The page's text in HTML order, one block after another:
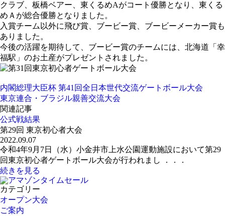
クラブ、板橋ベアー、東くるめAがコート優勝となり、東くる
めＡが総合優勝となりました。
入賞チーム以外に飛び賞、ブービー賞、ブービーメーカー賞も
ありました。
今後の活躍を期待して、ブービー賞のチームには、北海道「幸
福駅」のお土産がプレゼントされました。
内閣総理大臣杯 第41回全日本世代交流ゲートボール大会
東京連合・ブラジル親善交流大会
関連記事
公式戦結果
第29回 東京初心者大会
2022.09.07
令和4年9月7日（水）小金井市上水公園運動施設において第29
回東京初心者ゲートボール大会が行われまし ．．．
続きを見る
カテゴリー
オープン大会
ご案内